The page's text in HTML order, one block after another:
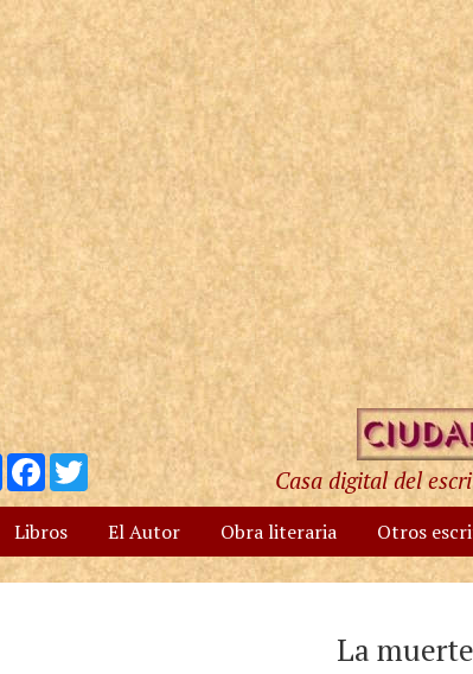
Compartir
Facebook
Twitter
Casa digital del
Libros El Autor Obra literaria Otros
La